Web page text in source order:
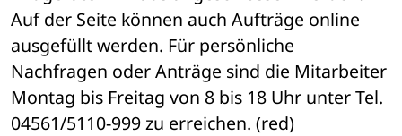
Auf der Seite können auch Aufträge online
ausgefüllt werden. Für persönliche
Nachfragen oder Anträge sind die Mitarbeiter
Montag bis Freitag von 8 bis 18 Uhr unter Tel.
04561/5110-999 zu erreichen. (red)